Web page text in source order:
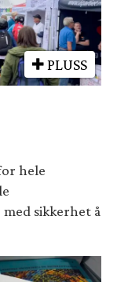
PLUSS
hele
sikkerhet å